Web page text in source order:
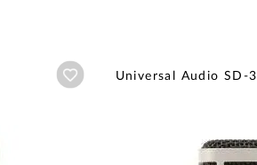
Añadir a wishlist
Universal Audio SD-3